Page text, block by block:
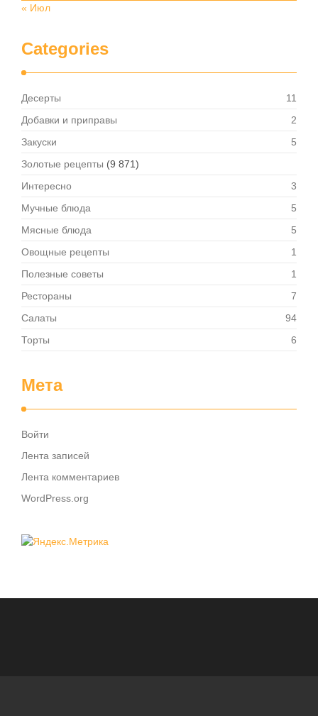
« Июл
Categories
Десерты
11
Добавки и приправы
2
Закуски
5
Золотые рецепты (9 871)
Интересно
3
Мучные блюда
5
Мясные блюда
5
Овощные рецепты
1
Полезные советы
1
Рестораны
7
Салаты
94
Торты
6
Мета
Войти
Лента записей
Лента комментариев
WordPress.org